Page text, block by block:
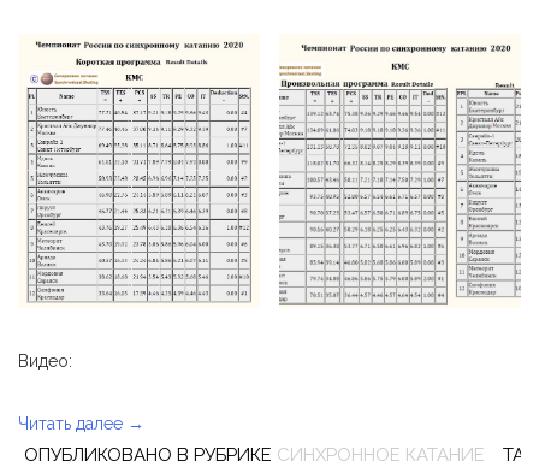
Видео:
Читать далее «Команда
«Ариада»
→
ОПУБЛИКОВАНО В РУБРИКЕ СИНХРОННОЕ КАТАНИЕ